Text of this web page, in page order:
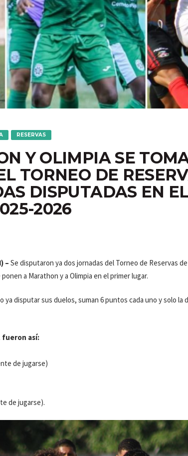
RESERVAS
Y OLIMPIA SE
TORNEO DE
DISPUTADAS EN
2026
– Se disputaron ya dos jornadas del Torneo de Reservas
a Marathon y a Olimpia en el primer lugar.
ya disputar sus duelos, suman 6 puntos cada uno y solo la
fueron así:
de jugarse)
de jugarse).